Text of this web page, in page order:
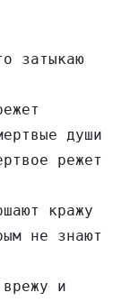
затыкаю
души
режет
кражу
не знают
и